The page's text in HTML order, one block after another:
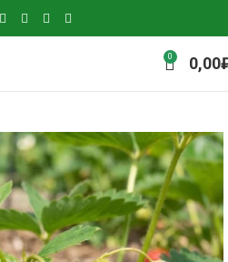
0 0,00